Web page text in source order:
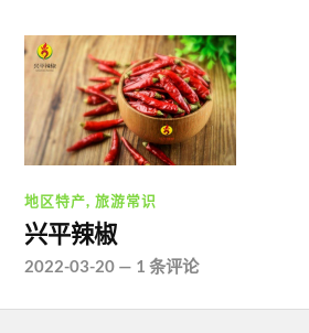
地区特产,旅游常识
兴平辣椒
2022-03-20 — 1 条评论